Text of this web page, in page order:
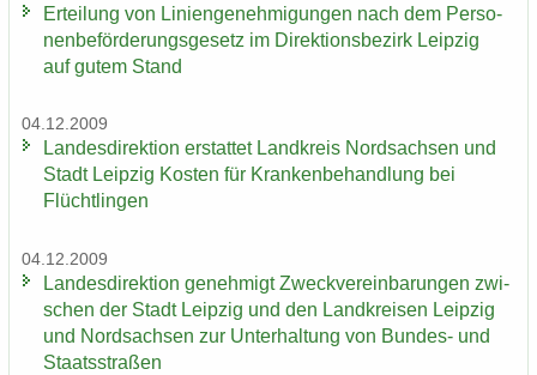
Er­tei­lung von Li­ni­en­ge­neh­mi­gun­gen nach dem Per­so­
nen­be­för­de­rungs­ge­setz im Di­rek­ti­ons­be­zirk Leip­zig
auf gutem Stand
04.12.2009
Lan­des­di­rek­ti­on er­stat­tet Land­kreis Nord­sach­sen und
Stadt Leip­zig Kos­ten für Kran­ken­be­hand­lung bei
Flücht­lin­gen
04.12.2009
Lan­des­di­rek­ti­on ge­neh­migt Zweck­ver­ein­ba­run­gen zwi­
schen der Stadt Leip­zig und den Land­krei­sen Leip­zig
und Nord­sach­sen zur Un­ter­hal­tung von Bundes-​ und
Staats­stra­ßen